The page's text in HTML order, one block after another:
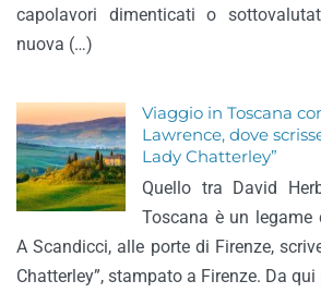
capolavori dimenticati o
nuova (…)
Viaggio in Toscana
Lawrence, dove
Lady Chatterley”
Quello tra David
Toscana è un legame
A Scandicci, alle porte di Firenze,
Chatterley”, stampato a Firenze. Da